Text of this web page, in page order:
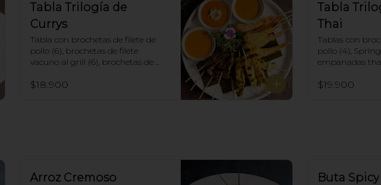
Tabla Trilogía de
Currys
Tabla con brochetas de filete de
pollo (6), brochetas de filete
vacuno al grill (6), brochetas de
fritas (6), acompañadas con salsa
$18.900
Tabla
Thai
Tablas con
pollo (4),
empanadas
salsa Spring
$19.900
Arroz Cremoso Buta Spicy